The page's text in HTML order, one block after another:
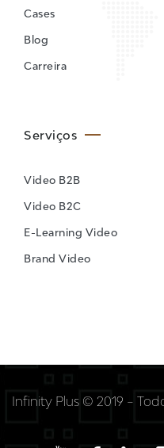
Cases
Blog
Carreira
Serviços
Video B2B
Video B2C
E-Learning Video
Brand Video
Infinity Plus © 2019 –